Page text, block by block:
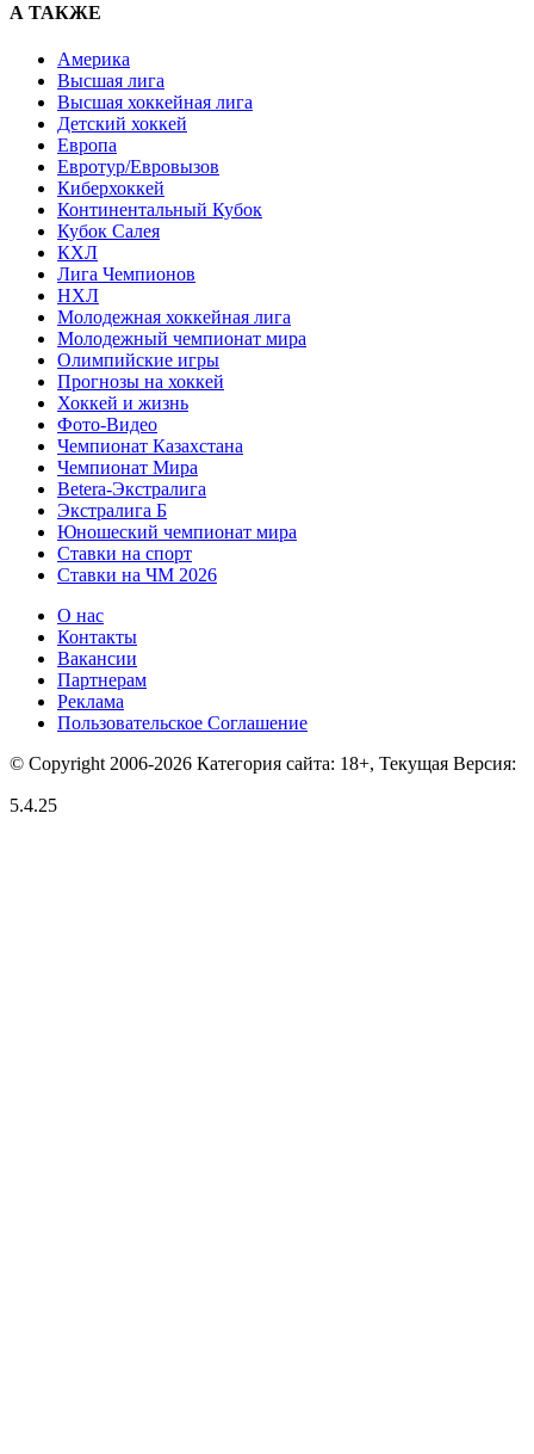
А ТАКЖЕ
Америка
Высшая лига
Высшая хоккейная лига
Детский хоккей
Европа
Евротур/Евровызов
Киберхоккей
Континентальный Кубок
Кубок Салея
КХЛ
Лига Чемпионов
НХЛ
Молодежная хоккейная лига
Молодежный чемпионат мира
Олимпийские игры
Прогнозы на хоккей
Хоккей и жизнь
Фото-Видео
Чемпионат Казахстана
Чемпионат Мира
Betera-Экстралига
Экстралига Б
Юношеский чемпионат мира
Ставки на спорт
Ставки на ЧМ 2026
О нас
Контакты
Вакансии
Партнерам
Реклама
Пользовательское Соглашение
© Copyright 2006-2026 Категория сайта: 18+, Текущая Версия:
5.4.25